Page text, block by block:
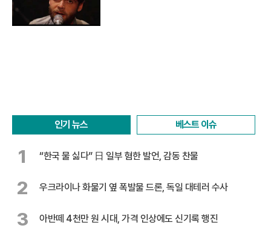
인기 뉴스 베스트 이슈
1 “한국 물 싫다” 日 일부 혐한 발언, 감동 찬물
2 우크라이나 화물기 옆 폭발물 드론, 독일 대테러 수사
3 아반떼 4천만 원 시대, 가격 인상에도 신기록 행진